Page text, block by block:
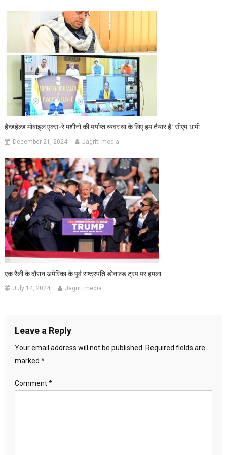
हैन्डहेल्ड मोबाइल एक्स-रे मशीनों की पर्याप्त व्यवस्था के लिए हम तैयार है: सीएम धामी
December 21, 2024 Jagriti media
एक रैली के दौरान अमेरिका के पूर्व राष्ट्रपति डोनाल्ड ट्रंप पर हमला
July 14, 2024 Jagriti media
Leave a Reply
Your email address will not be published. Required fields are
marked *
Comment*